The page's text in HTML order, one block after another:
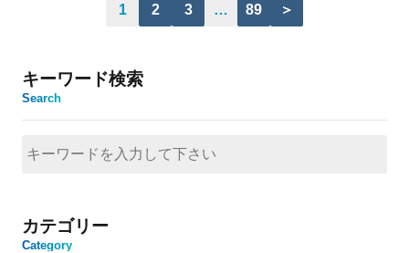
1 2 3 … 89 ＞
キーワード検索
Search
カテゴリー
Category